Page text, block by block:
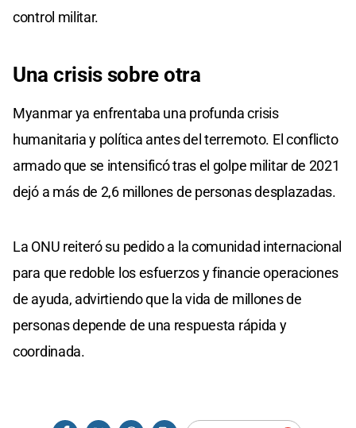
control militar.
Una crisis sobre otra
Myanmar ya enfrentaba una profunda crisis
humanitaria y política antes del terremoto. El conflicto
armado que se intensificó tras el golpe militar de 2021
dejó a más de 2,6 millones de personas desplazadas.
La ONU reiteró su pedido a la comunidad internacional
para que redoble los esfuerzos y financie operaciones
de ayuda, advirtiendo que la vida de millones de
personas depende de una respuesta rápida y
coordinada.